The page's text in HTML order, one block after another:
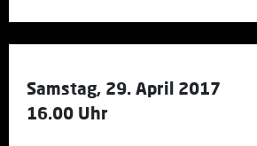
Samstag, 29. April 2017
16.00 Uhr